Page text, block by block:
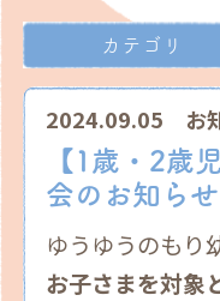
カテゴリ
2024.09.05 お
【1歳・2歳
会のお知らせ
ゆうゆうのもり
お子さまを対象